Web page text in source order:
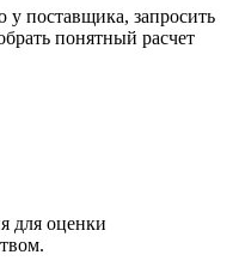
поставщика, запросить
понятный расчет
для оценки